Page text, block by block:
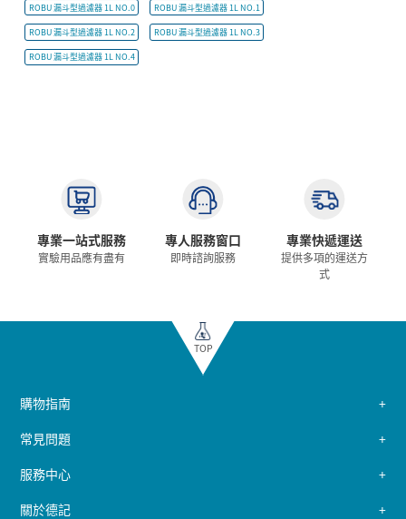
ROBU 漏斗型過濾器 1L NO.0 ROBU 漏斗型過濾器 1L NO.1
ROBU 漏斗型過濾器 1L NO.2 ROBU 漏斗型過濾器 1L NO.3
ROBU 漏斗型過濾器 1L NO.4
專業一站式服務
實驗用品應有盡有
專人服務窗口
即時諮詢服務
專業快遞運送
提供多項的運送方
式
TOP
購物指南
常見問題
服務中心
關於德記